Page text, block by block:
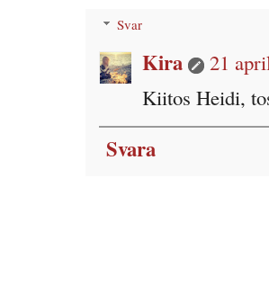
Svar
Kira
21
Kiitos Heidi,
Svara